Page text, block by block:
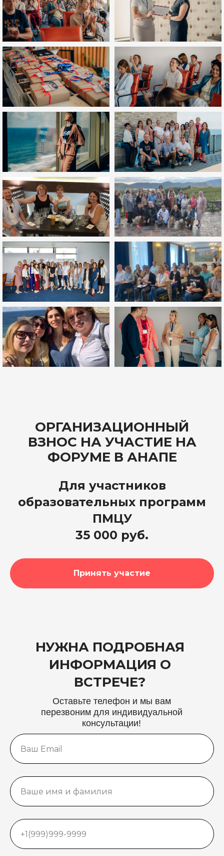
ОРГАНИЗАЦИОННЫЙ
ВЗНОС НА УЧАСТИЕ НА
ФОРУМЕ В АНАПЕ
Для участников
образовательных программ
ПМЦУ
35 000 руб.
Принять участие
НУЖНА ПОДРОБНАЯ
ИНФОРМАЦИЯ О
ВСТРЕЧЕ?
Оставьте телефон и мы вам
перезвоним для индивидуальной
консультации!